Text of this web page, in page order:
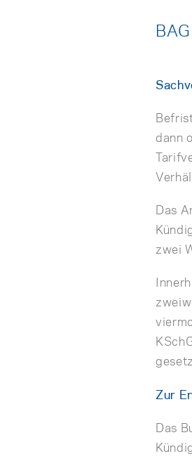
dann
Das
zwei
Zur
Das